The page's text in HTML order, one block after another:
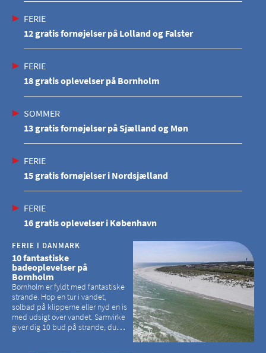
FERIE
12 gratis fornøjelser på Lolland og Falster
FERIE
18 gratis oplevelser på Bornholm
SOMMER
13 gratis fornøjelser på Sjælland og Møn
FERIE
15 gratis fornøjelser i Nordsjælland
FERIE
16 gratis oplevelser i København
FERIE I DANMARK
10 fantastiske
badeoplevelser på
Bornholm
Bornholm er fyldt med fantastiske
strande. Hop en tur i vandet,
solbad på klipperne eller nyd en is
med udsigt over vandet. Samvirke
giver dig 10 bud på strande, du